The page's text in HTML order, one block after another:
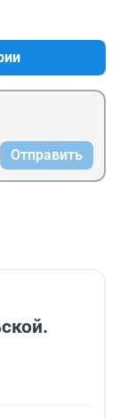
Отправить